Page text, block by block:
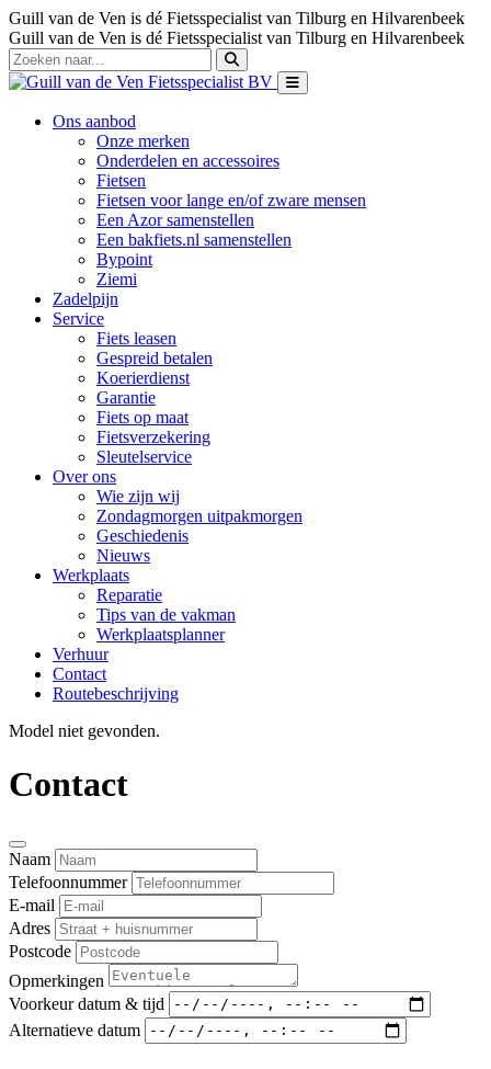
Guill van de Ven is dé Fietsspecialist van Tilburg en Hilvarenbeek
Guill van de Ven is dé Fietsspecialist van Tilburg en Hilvarenbeek
Ons aanbod
Onze merken
Onderdelen en accessoires
Fietsen
Fietsen voor lange en/of zware mensen
Een Azor samenstellen
Een bakfiets.nl samenstellen
Bypoint
Ziemi
Zadelpijn
Service
Fiets leasen
Gespreid betalen
Koerierdienst
Garantie
Fiets op maat
Fietsverzekering
Sleutelservice
Over ons
Wie zijn wij
Zondagmorgen uitpakmorgen
Geschiedenis
Nieuws
Werkplaats
Reparatie
Tips van de vakman
Werkplaatsplanner
Verhuur
Contact
Routebeschrijving
Model niet gevonden.
Contact
Naam
Telefoonnummer
E-mail
Adres
Postcode
Opmerkingen
Voorkeur datum & tijd
Alternatieve datum